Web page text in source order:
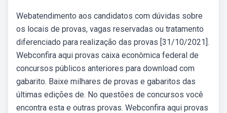
Webatendimento aos candidatos com dúvidas sobre
os locais de provas, vagas reservadas ou tratamento
diferenciado para realização das provas [31/10/2021].
Webconfira aqui provas caixa econômica federal de
concursos públicos anteriores para download com
gabarito. Baixe milhares de provas e gabaritos das
últimas edições de. No questões de concursos você
encontra esta e outras provas. Webconfira aqui provas